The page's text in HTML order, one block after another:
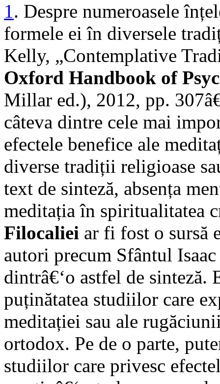
1. Despre numeroasele
formele ei în diversele
Kelly, „Contemplative
Oxford Handbook of
Millar ed.), 2012, pp.
câteva dintre cele mai
efectele benefice ale
diverse tradiții religioase
text de sinteză, absența
meditația în spiritualitatea
Filocaliei ar fi fost o sursă
autori precum Sfântul
dintrâ€‘o astfel de sinteză.
puținătatea studiilor care
meditației sau ale
ortodox. Pe de o parte,
studiilor care privesc